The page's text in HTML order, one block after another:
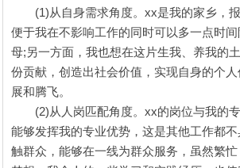
(1)从自身需求角度。xx是我的家乡，报
便于我在不影响工作的同时可以多一点时
母;另一方面，我也想在这片生我、养我的
份贡献，创造出社会价值，实现自身的个
展和腾飞。
(2)从人岗匹配角度。xx的岗位与我的专
能够发挥我的专业优势，这是其他工作都
触群众，能够在一线为群众服务，虽然繁